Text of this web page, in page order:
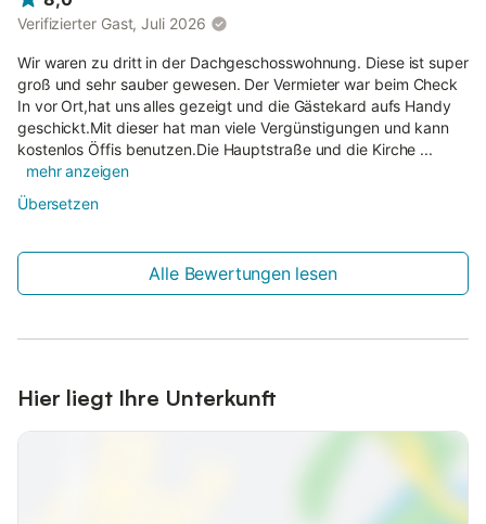
Verifizierter Gast, Juli 2026
Wir waren zu dritt in der Dachgeschosswohnung. Diese ist super
groß und sehr sauber gewesen. Der Vermieter war beim Check
In vor Ort,hat uns alles gezeigt und die Gästekard aufs Handy
geschickt.Mit dieser hat man viele Vergünstigungen und kann
kostenlos Öffis benutzen.Die Hauptstraße und die Kirche ...
mehr anzeigen
Übersetzen
Alle Bewertungen lesen
Hier liegt Ihre Unterkunft